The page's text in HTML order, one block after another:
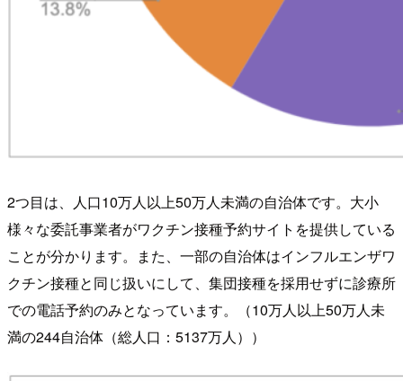
2つ目は、人口10万人以上50万人未満の自治体です。大小
様々な委託事業者がワクチン接種予約サイトを提供している
ことが分かります。また、一部の自治体はインフルエンザワ
クチン接種と同じ扱いにして、集団接種を採用せずに診療所
での電話予約のみとなっています。（10万人以上50万人未
満の244自治体（総人口：5137万人））